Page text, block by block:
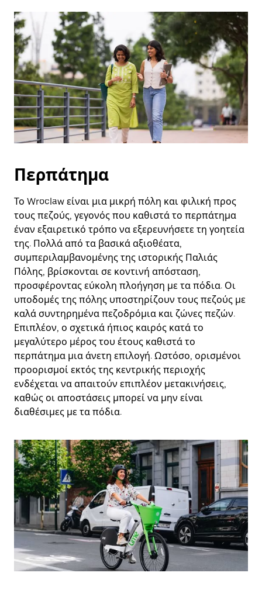
και
να
επιλέξετε
μια
ημερομηνία.
Πατήστε
το
πλήκτρο
escape
για
να
κλείσετε
το
Περπάτημα
Το Wroclaw είναι μια μικρή πόλη και φιλική προς
τους πεζούς, γεγονός που καθιστά το περπάτημα
έναν εξαιρετικό τρόπο να εξερευνήσετε τη γοητεία
της. Πολλά από τα βασικά αξιοθέατα,
συμπεριλαμβανομένης της ιστορικής Παλιάς
Πόλης, βρίσκονται σε κοντινή απόσταση,
προσφέροντας εύκολη πλοήγηση με τα πόδια. Οι
υποδομές της πόλης υποστηρίζουν τους πεζούς με
καλά συντηρημένα πεζοδρόμια και ζώνες πεζών.
Επιπλέον, ο σχετικά ήπιος καιρός κατά το
μεγαλύτερο μέρος του έτους καθιστά το
περπάτημα μια άνετη επιλογή. Ωστόσο, ορισμένοι
προορισμοί εκτός της κεντρικής περιοχής
ενδέχεται να απαιτούν επιπλέον μετακινήσεις,
καθώς οι αποστάσεις μπορεί να μην είναι
διαθέσιμες με τα πόδια.